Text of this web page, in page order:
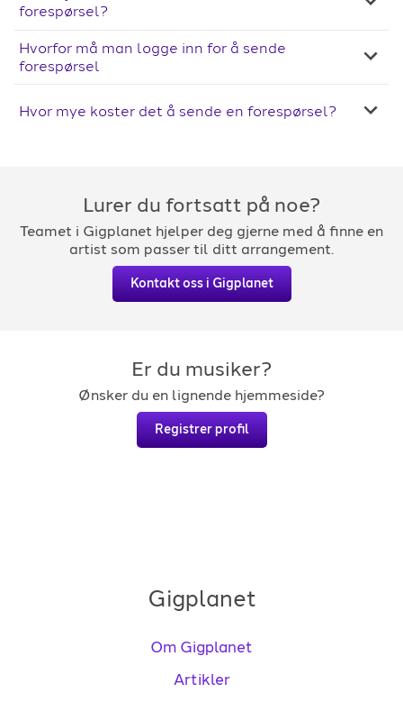
forespørsel?
Hvorfor må man logge inn for å sende
forespørsel
Hvor mye koster det å sende en forespørsel?
Lurer du fortsatt på noe?
Teamet i Gigplanet hjelper deg gjerne med å finne en
artist som passer til ditt arrangement.
Kontakt oss i Gigplanet
Er du musiker?
Ønsker du en lignende hjemmeside?
Registrer profil
Gigplanet
Om Gigplanet
Artikler